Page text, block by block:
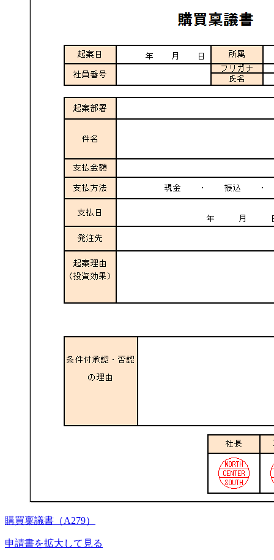
購買稟議書（A279）
申請書を拡大して見る